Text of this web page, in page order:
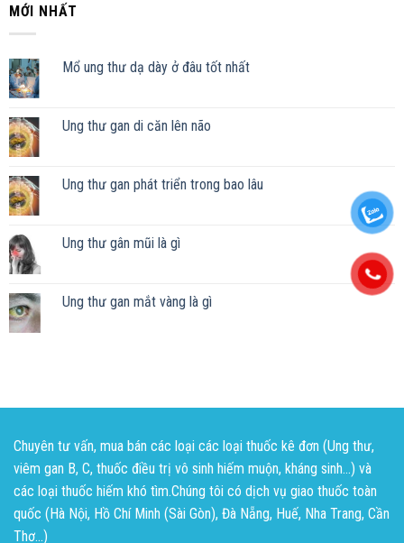
MỚI NHẤT
Mổ ung thư dạ dày ở đâu tốt nhất
Ung thư gan di căn lên não
Ung thư gan phát triển trong bao lâu
Ung thư gân mũi là gì
Ung thư gan mắt vàng là gì
Chuyên tư vấn, mua bán các loại các loại thuốc kê đơn (Ung thư,
viêm gan B, C, thuốc điều trị vô sinh hiếm muộn, kháng sinh...) và
các loại thuốc hiếm khó tìm.Chúng tôi có dịch vụ giao thuốc toàn
quốc (Hà Nội, Hồ Chí Minh (Sài Gòn), Đà Nẵng, Huế, Nha Trang, Cần
Thơ...)